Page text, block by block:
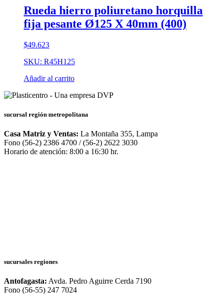
Rueda hierro poliuretano horquilla
fija pesante Ø125 X 40mm (400)
$49.623
SKU: R45H125
Añadir al carrito
sucursal región metropolitana
Casa Matriz y Ventas: La Montaña 355, Lampa
Fono (56-2) 2386 4700 / (56-2) 2622 3030
Horario de atención: 8:00 a 16:30 hr.
sucursales regiones
Antofagasta: Avda. Pedro Aguirre Cerda 7190
Fono (56-55) 247 7024